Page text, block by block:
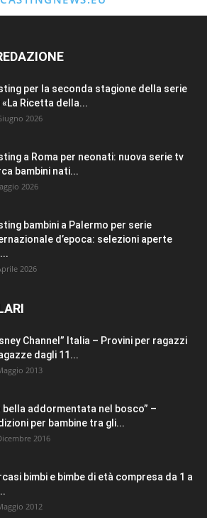
per la seconda stagione della serie
«La Ricetta della...
2026
a Roma per neonati: nuova serie tv
bambini nati...
2026
bambini a Palermo per serie
d’epoca: selezioni aperte
2026
Channel” Italia – Provini per ragazzi
dagli 11...
2013
bella addormentata nel bosco” –
per bambine tra gli...
2016
bimbi e bimbe di età compresa da 1 a
2012